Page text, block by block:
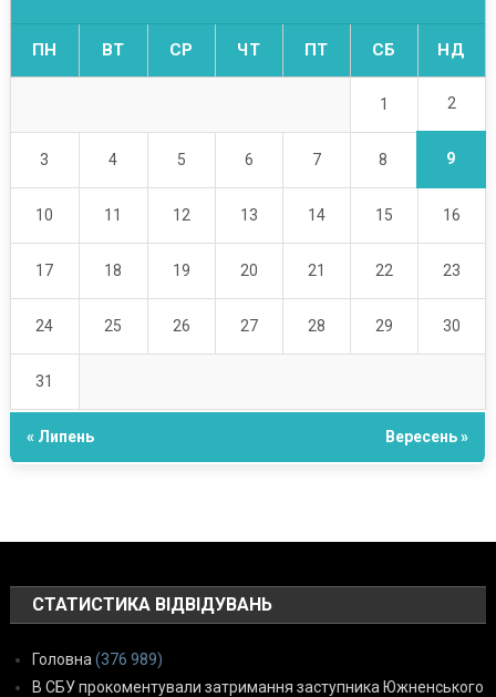
ПН ВТ СР ЧТ ПТ СБ НД
1 2
3 4 5 6 7 8 9
10 11 12 13 14 15 16
17 18 19 20 21 22 23
24 25 26 27 28 29 30
31
« Липень Вересень »
СТАТИСТИКА ВІДВІДУВАНЬ
Головна (376 989)
В СБУ прокоментували затримання заступника Южненського